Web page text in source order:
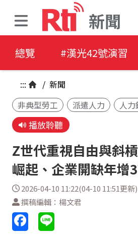
新聞
總覽 #漢光42號演習
::: / 新聞
非典型勞工
派遣人力 人
播放聆聽
Z世代重視自由與斜
崛起、企業開缺年增
2026-04-10 11:22(04-10 11:51更新)
撰稿編輯：楊文君